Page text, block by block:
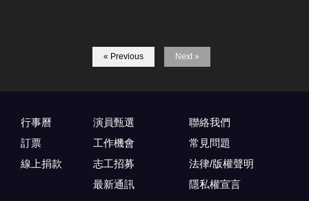
« Previous Next »
行事曆
訂票
線上捐款
演員甄選
工作機會
志工招募
最新通訊
聯絡我們
常見問題
法律/版權聲明
隱私權宣言